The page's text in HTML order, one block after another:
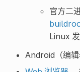
官方二
Linux
Android（编辑